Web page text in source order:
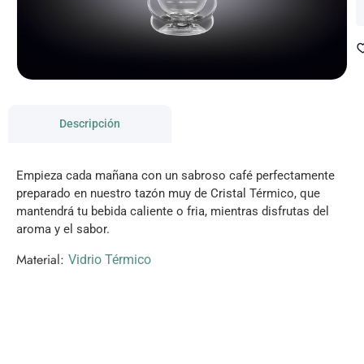
Descripción
Empieza cada mañana con un sabroso café perfectamente
preparado en nuestro tazón muy de Cristal Térmico, que
mantendrá tu bebida caliente o fria, mientras disfrutas del
aroma y el sabor.
Material: Vidrio Térmico